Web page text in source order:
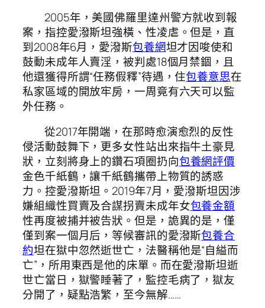
2005年，美國佛羅里達州警方就收到報
案，指控愛潑斯坦強橫、性凌虐。但是，直
到2008年6月，愛潑斯包養網坦才因唆使和
鼓動未成年人賣淫，被判處18個月禁錮，且
他還獲得所謂“任務假釋”待遇，住包養意思在
私家區域的開放牢房，一周竟有六天可以監
外任務。
從2017年開端，在那時愈演愈烈的反性
侵活動鼓舞下，更多女性站出來指牛土豪見
狀，立刻將身上的鑽石項圈扔向包養網評價
金色千紙鶴，讓千紙鶴攜帶上物質的誘惑
力。控愛潑斯坦。2019年7月，愛潑斯坦因涉
嫌組織性買賣及合謀拐賣未成年女包養金額
性再度被捕并被告狀。但是，詭異的是，僅
僅到案一個月后，等候審訊的愛潑斯包養合
約坦在獄中忽然逝世亡，法醫稱他是“自縊而
亡”，所用東西是他的床單。而在愛潑斯坦逝
世亡當日，獄警睡著了，監控毛病了，獄友
分開了，疑點浩繁，至今無解……